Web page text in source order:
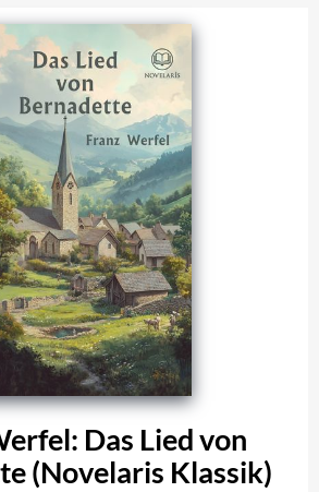
Das Lied von
(Novelaris Klassik)